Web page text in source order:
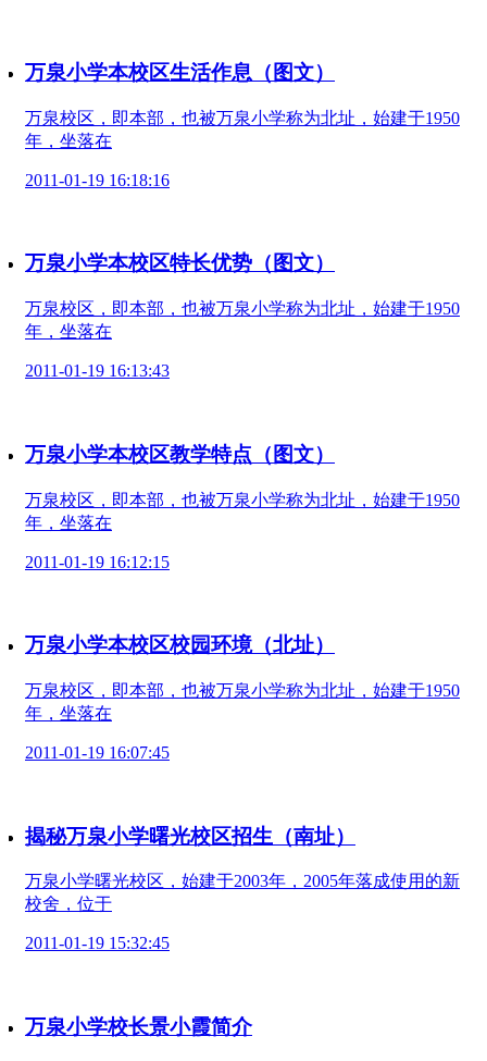
万泉小学本校区生活作息（图文）
万泉校区，即本部，也被万泉小学称为北址，始建于1950
年，坐落在
2011-01-19 16:18:16
万泉小学本校区特长优势（图文）
万泉校区，即本部，也被万泉小学称为北址，始建于1950
年，坐落在
2011-01-19 16:13:43
万泉小学本校区教学特点（图文）
万泉校区，即本部，也被万泉小学称为北址，始建于1950
年，坐落在
2011-01-19 16:12:15
万泉小学本校区校园环境（北址）
万泉校区，即本部，也被万泉小学称为北址，始建于1950
年，坐落在
2011-01-19 16:07:45
揭秘万泉小学曙光校区招生（南址）
万泉小学曙光校区，始建于2003年，2005年落成使用的新
校舍，位于
2011-01-19 15:32:45
万泉小学校长景小霞简介